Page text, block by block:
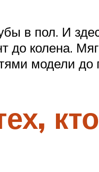
в пол. И
до колена.
модели до